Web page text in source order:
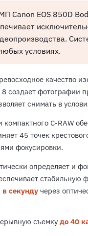
Canon EOS 850D
условиях.
качество
создает фотографии
снимать в
C-RAW
45 точек
фокусировки.
определяет и
секунду через
съемкудо 40